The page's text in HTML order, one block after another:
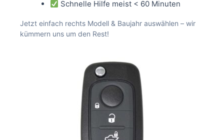
Schnelle Hilfe meist < 60 Minuten
Jetzt einfach rechts Modell & Baujahr auswählen – wir
kümmern uns um den Rest!